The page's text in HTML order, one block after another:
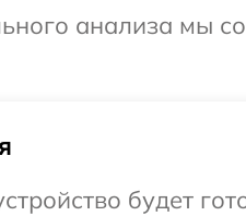
анализа мы
будет